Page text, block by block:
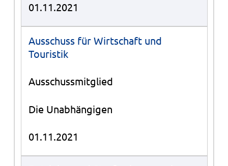
01.11.2021
Ausschuss für Wirtschaft und
Touristik
Ausschussmitglied
Die Unabhängigen
01.11.2021